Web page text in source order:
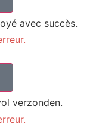
avec succès.
verzonden.